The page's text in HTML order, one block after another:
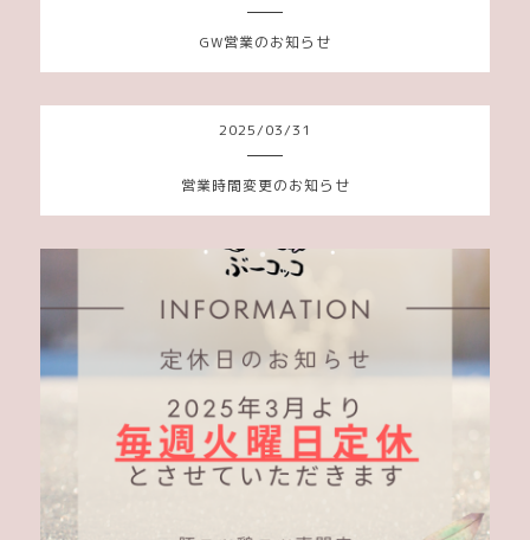
GW営業のお知らせ
2025/03/31
営業時間変更のお知らせ